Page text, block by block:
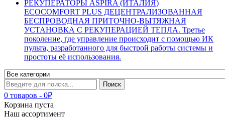
РЕКУПЕРАТОРЫ ASPIRA (ИТАЛИЯ)
ECOCOMFORT PLUS ДЕЦЕНТРАЛИЗОВАННАЯ
БЕСПРОВОДНАЯ ПРИТОЧНО-ВЫТЯЖНАЯ
УСТАНОВКА С РЕКУПЕРАЦИЕЙ ТЕПЛА. Третье
поколение, где управление происходит с помощью ИК
пульта, разработанного для быстрой работы системы и
простоты её использования.
0 товаров - 0₽
Корзина пуста
Наш ассортимент